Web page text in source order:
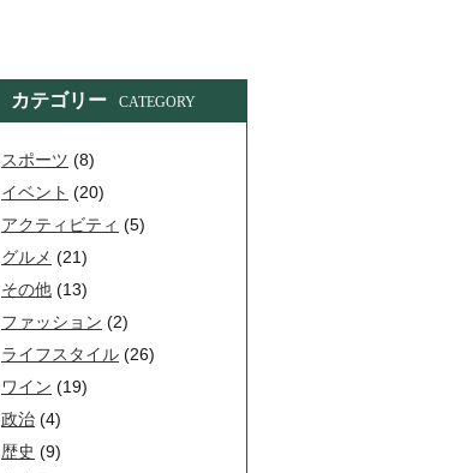
カテゴリー CATEGORY
スポーツ (8)
イベント (20)
アクティビティ (5)
グルメ (21)
その他 (13)
ファッション (2)
ライフスタイル (26)
ワイン (19)
政治 (4)
歴史 (9)